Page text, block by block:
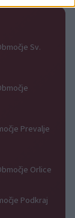
Sv.
Prevalje
Orlice
Podkraj